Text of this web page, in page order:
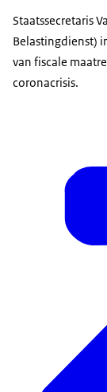
Staatssecretaris
Belastingdienst)
van fiscale
coronacrisis.